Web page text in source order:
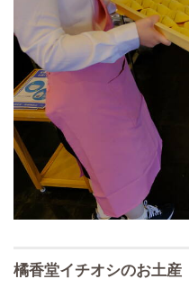
橘香堂イチオシのお土産